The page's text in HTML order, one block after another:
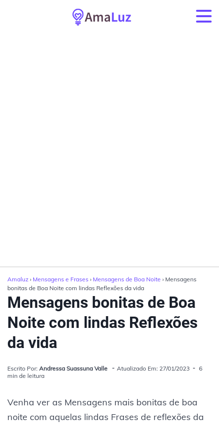
Amaluz › Mensagens e Frases › Mensagens de Boa Noite › Mensagens
bonitas de Boa Noite com lindas Reflexões da vida
Mensagens bonitas de Boa
Noite com lindas Reflexões
da vida
Escrito Por: Andressa Suassuna Valle Atualizado Em: 27/01/2023
6
min de leitura
Venha ver as Mensagens mais bonitas de boa
noite com aquelas lindas Frases de reflexões da